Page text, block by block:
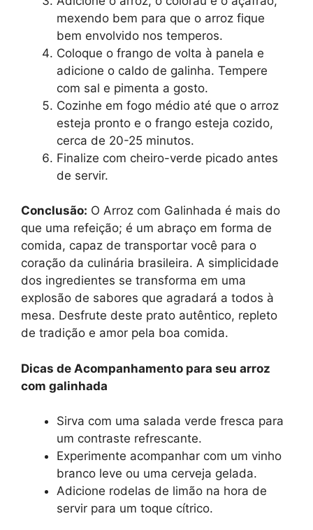
mexendo bem para que o arroz fique
bem envolvido nos temperos.
Coloque o frango de volta à panela e
adicione o caldo de galinha. Tempere
com sal e pimenta a gosto.
Cozinhe em fogo médio até que o arroz
esteja pronto e o frango esteja cozido,
cerca de 20-25 minutos.
Finalize com cheiro-verde picado antes
de servir.
Conclusão: O Arroz com Galinhada é mais do
que uma refeição; é um abraço em forma de
comida, capaz de transportar você para o
coração da culinária brasileira. A simplicidade
dos ingredientes se transforma em uma
explosão de sabores que agradará a todos à
mesa. Desfrute deste prato autêntico, repleto
de tradição e amor pela boa comida.
Dicas de Acompanhamento para seu arroz
com galinhada
Sirva com uma salada verde fresca para
um contraste refrescante.
Experimente acompanhar com um vinho
branco leve ou uma cerveja gelada.
Adicione rodelas de limão na hora de
servir para um toque cítrico.